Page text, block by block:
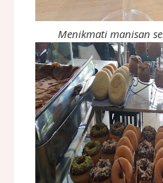
Menikmati manisan